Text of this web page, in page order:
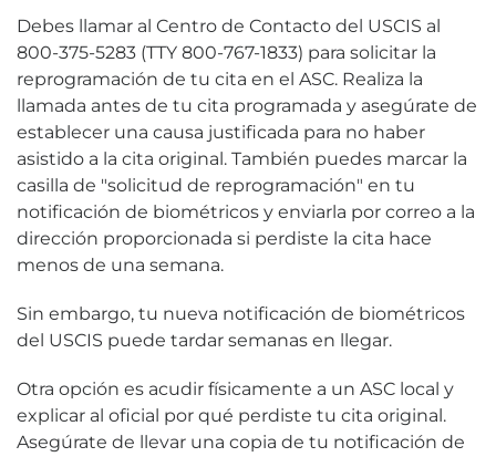
Debes llamar al Centro de Contacto del USCIS al
800-375-5283 (TTY 800-767-1833) para solicitar la
reprogramación de tu cita en el ASC. Realiza la
llamada antes de tu cita programada y asegúrate de
establecer una causa justificada para no haber
asistido a la cita original. También puedes marcar la
casilla de "solicitud de reprogramación" en tu
notificación de biométricos y enviarla por correo a la
dirección proporcionada si perdiste la cita hace
menos de una semana.
Sin embargo, tu nueva notificación de biométricos
del USCIS puede tardar semanas en llegar.
Otra opción es acudir físicamente a un ASC local y
explicar al oficial por qué perdiste tu cita original.
Asegúrate de llevar una copia de tu notificación de